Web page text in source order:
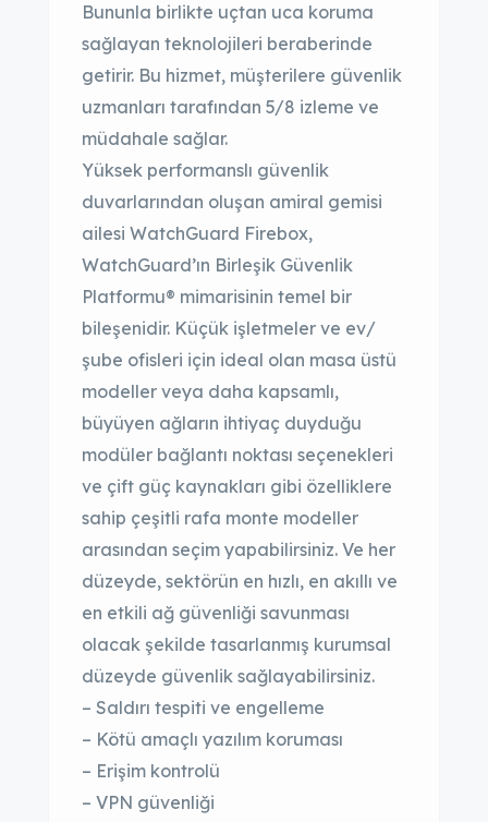
Bununla birlikte uçtan uca koruma
sağlayan teknolojileri beraberinde
getirir. Bu hizmet, müşterilere güvenlik
uzmanları tarafından 5/8 izleme ve
müdahale sağlar.
Yüksek performanslı güvenlik
duvarlarından oluşan amiral gemisi
ailesi WatchGuard Firebox,
WatchGuard’ın Birleşik Güvenlik
Platformu® mimarisinin temel bir
bileşenidir. Küçük işletmeler ve ev/
şube ofisleri için ideal olan masa üstü
modeller veya daha kapsamlı,
büyüyen ağların ihtiyaç duyduğu
modüler bağlantı noktası seçenekleri
ve çift güç kaynakları gibi özelliklere
sahip çeşitli rafa monte modeller
arasından seçim yapabilirsiniz. Ve her
düzeyde, sektörün en hızlı, en akıllı ve
en etkili ağ güvenliği savunması
olacak şekilde tasarlanmış kurumsal
düzeyde güvenlik sağlayabilirsiniz.
– Saldırı tespiti ve engelleme
– Kötü amaçlı yazılım koruması
– Erişim kontrolü
– VPN güvenliği